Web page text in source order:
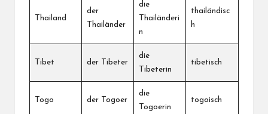
Thailand
der
Thailänder
die
Thailänderi
n
thailändisc
h
Tibet der Tibeter
die
Tibeterin
tibetisch
Togo der Togoer
die
Togoerin
togoisch